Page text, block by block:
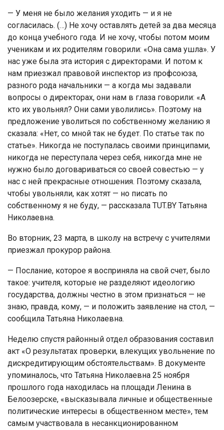
— У меня не было желания уходить — и я не
согласилась. (…) Не хочу оставлять детей за два месяца
до конца учебного года. И не хочу, чтобы потом моим
ученикам и их родителям говорили: «Она сама ушла». У
нас уже была эта история с директорами. И потом к
нам приезжал правовой инспектор из профсоюза,
разного рода начальники — а когда мы задавали
вопросы о директорах, они нам в глаза говорили: «А
кто их увольнял? Они сами уволились». Поэтому на
предложение уволиться по собственному желанию я
сказала: «Нет, со мной так не будет. По статье так по
статье». Никогда не поступалась своими принципами,
никогда не переступала через себя, никогда мне не
нужно было договариваться со своей совестью — у
нас с ней прекрасные отношения. Поэтому сказала,
чтобы увольняли, как хотят — но писать по
собственному я не буду, — рассказала TUT.BY Татьяна
Николаевна.
Во вторник, 23 марта, в школу на встречу с учителями
приезжал прокурор района.
— Послание, которое я восприняла на свой счет, было
такое: учителя, которые не разделяют идеологию
государства, должны честно в этом признаться — не
знаю, правда, кому, — и положить заявление на стол, —
сообщила Татьяна Николаевна.
Неделю спустя районный отдел образования составил
акт «О результатах проверки, влекущих увольнение по
дискредитирующим обстоятельствам». В документе
упоминалось, что Татьяна Николаевна 25 ноября
прошлого года находилась на площади Ленина в
Белоозерске, «высказывала личные и общественные
политические интересы в общественном месте», тем
самым участвовала в несанкционированном